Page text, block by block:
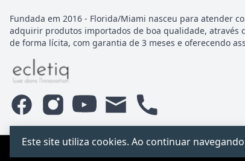
Fundada em 2016 - Florida/Miami nasceu para atender
adquirir produtos importados de boa qualidade, através
de forma lícita, com garantia de 3 meses e oferecendo
Este site utiliza cookies. Ao continuar